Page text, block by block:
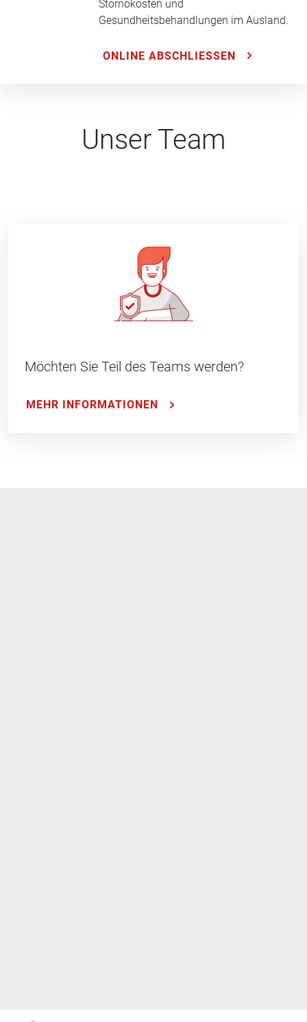
Stornokosten und
Gesundheitsbehandlungen im Ausland.
ONLINE ABSCHLIESSEN
Unser Team
Möchten Sie Teil des Teams werden?
MEHR INFORMATIONEN